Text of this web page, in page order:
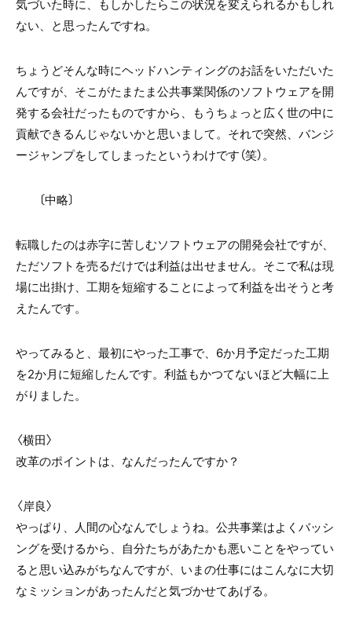
気づいた時に、もしかしたらこの状況を変えられるかもしれ
ない、と思ったんですね。
ちょうどそんな時にヘッドハンティングのお話をいただいた
んですが、そこがたまたま公共事業関係のソフトウェアを開
発する会社だったものですから、もうちょっと広く世の中に
貢献できるんじゃないかと思いまして。それで突然、バンジ
ージャンプをしてしまったというわけです（笑）。
〔中略〕
転職したのは赤字に苦しむソフトウェアの開発会社ですが、
ただソフトを売るだけでは利益は出せません。そこで私は現
場に出掛け、工期を短縮することによって利益を出そうと考
えたんです。
やってみると、最初にやった工事で、6か月予定だった工期
を2か月に短縮したんです。利益もかつてないほど大幅に上
がりました。
〈横田〉
改革のポイントは、なんだったんですか？
〈岸良〉
やっぱり、人間の心なんでしょうね。公共事業はよくバッシ
ングを受けるから、自分たちがあたかも悪いことをやってい
ると思い込みがちなんですが、いまの仕事にはこんなに大切
なミッションがあったんだと気づかせてあげる。